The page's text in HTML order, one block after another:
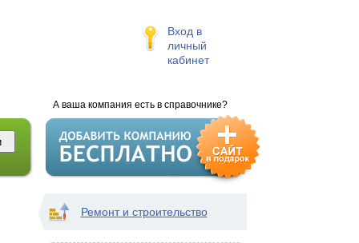
Вход в
личный
кабинет
А ваша компания есть в справочнике?
Ремонт и строительство